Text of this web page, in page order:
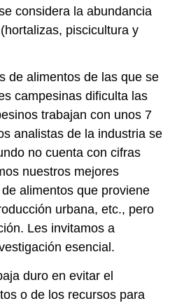
considera la abundancia
piscicultura y
de alimentos de las que se
campesinas dificulta las
trabajan con unos 7
analistas de la industria se
no cuenta con cifras
nuestros mejores
alimentos que proviene
urbana, etc., pero
Les invitamos a
esencial.
duro en evitar el
o de los recursos para